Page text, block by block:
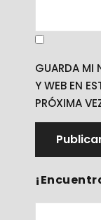
GUARDA MI
Y WEB EN
PRÓXIMA